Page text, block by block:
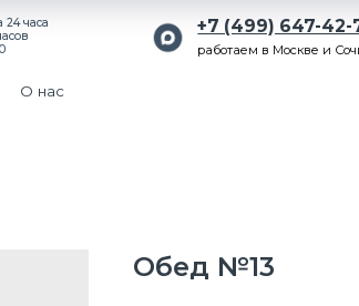
+7 (499) 647-42-71
работаем в Москве и Сочи
Обед №13